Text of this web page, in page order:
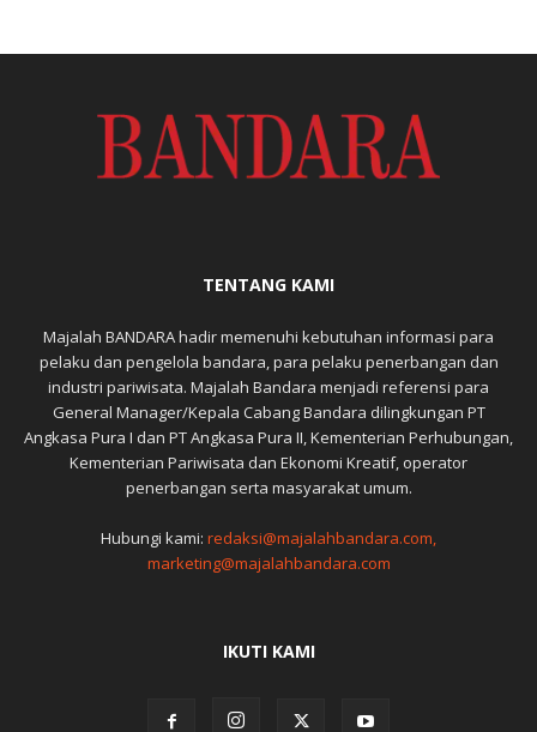
TENTANG KAMI
Majalah BANDARA hadir memenuhi kebutuhan informasi para
pelaku dan pengelola bandara, para pelaku penerbangan dan
industri pariwisata. Majalah Bandara menjadi referensi para
General Manager/Kepala Cabang Bandara dilingkungan PT
Angkasa Pura I dan PT Angkasa Pura II, Kementerian Perhubungan,
Kementerian Pariwisata dan Ekonomi Kreatif, operator
penerbangan serta masyarakat umum.
Hubungi kami: redaksi@majalahbandara.com,
marketing@majalahbandara.com
IKUTI KAMI